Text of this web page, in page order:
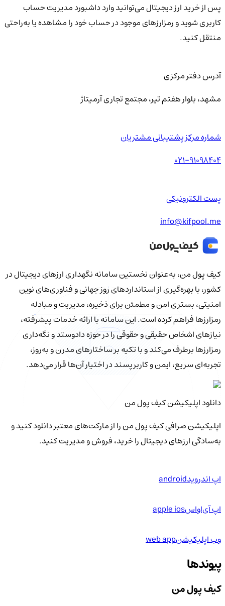
پس از خرید ارز دیجیتال می‌توانید وارد داشبورد مدیریت حساب
کاربری شوید و رمزارزهای موجود در حساب خود را مشاهده یا به‌راحتی
منتقل کنید.
آدرس دفتر مرکزی
مشهد، بلوار هفتم تیر، مجتمع تجاری آرمیتاژ
شماره مرکز پشتیبانی مشتریان
021-91098404
پست الکترونیکی
info@kifpool.me
کیف‌ پول من، به‌عنوان نخستین سامانه نگهداری ارزهای دیجیتال در
کشور، با بهره‌گیری از استانداردهای روز جهانی و فناوری‌های نوین
امنیتی، بستری امن و مطمئن برای ذخیره، مدیریت و مبادله
رمزارزها فراهم کرده است. این سامانه با ارائه خدمات پیشرفته،
نیازهای اشخاص حقیقی و حقوقی را در حوزه دادوستد و نگه‌داری
رمزارزها برطرف می‌کند و با تکیه بر ساختارهای مدرن و به‌روز،
تجربه‌ای سریع، ایمن و کاربرپسند در اختیار آن‌ها قرار می‌دهد.
دانلود اپلیکیشن کیف‌ پول من
اپلیکیشن صرافی کیف پول من را از مارکت‌های معتبر دانلود کنید و
به‌سادگی ارزهای دیجیتال را خرید، فروش و مدیریت کنید.
اپ اندرویدandroid
اپ آی‌او‌اسapple ios
وب اپلیکیشنweb app
پیوندها
کیف پول من